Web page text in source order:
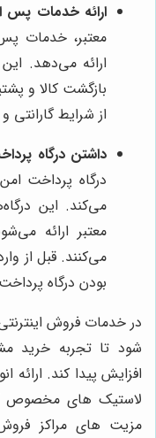
ارائه خدمات
معتبر، خدمات
ارائه می‌دهد.
بازگشت کالا و
از شرایط گارانتی
داشتن درگاه
درگاه پرداخت
می‌کند. این
معتبر ارائه
می‌کنند. قبل از
بودن درگاه
در خدمات فروش
شود تا تجربه خرید
افزایش پیدا کند.
مزیت های مراکز